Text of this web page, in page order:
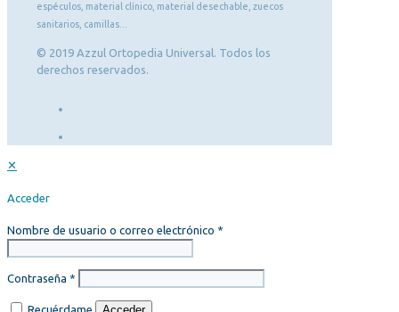
espéculos, material clínico, material desechable, zuecos
sanitarios, camillas...
© 2019 Azzul Ortopedia Universal. Todos los
derechos reservados.
✕
Acceder
Nombre de usuario o correo electrónico *
Contraseña *
Recuérdame